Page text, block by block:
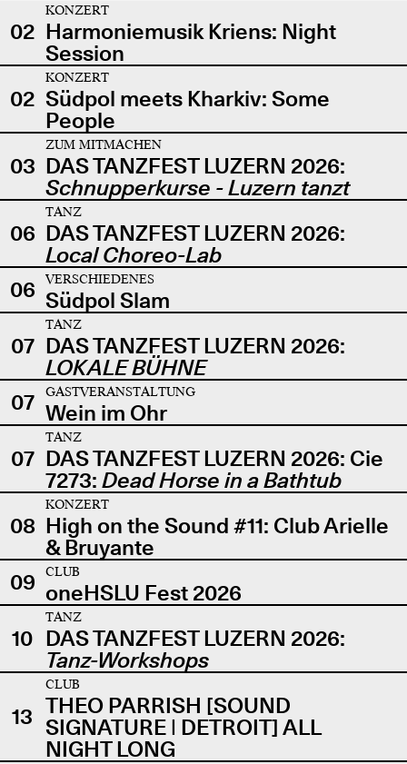
02
KONZERT
Harmoniemusik Kriens: Night
Session
02
KONZERT
Südpol meets Kharkiv: Some
People
03
ZUM MITMACHEN
DAS TANZFEST LUZERN 2026:
Schnupperkurse - Luzern tanzt
06
TANZ
DAS TANZFEST LUZERN 2026:
Local Choreo-Lab
06
VERSCHIEDENES
Südpol Slam
07
TANZ
DAS TANZFEST LUZERN 2026:
LOKALE BÜHNE
07
GASTVERANSTALTUNG
Wein im Ohr
07
TANZ
DAS TANZFEST LUZERN 2026: Cie
7273: Dead Horse in a Bathtub
08
KONZERT
High on the Sound #11: Club Arielle
& Bruyante
09
CLUB
oneHSLU Fest 2026
10
TANZ
DAS TANZFEST LUZERN 2026:
Tanz-Workshops
13
CLUB
THEO PARRISH [SOUND
SIGNATURE | DETROIT] ALL
NIGHT LONG